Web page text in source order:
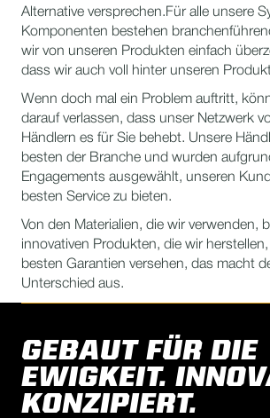
Alternative versprechen.Für alle unsere
Komponenten bestehen
wir von unseren Produkten einfach
dass wir auch voll hinter unseren
Wenn doch mal ein Problem auftritt,
darauf verlassen, dass unser Netzwerk
Händlern es für Sie behebt. Unsere
besten der Branche und wurden
Engagements ausgewählt, unseren
besten Service zu bieten.
Von den Materialien, die wir verwenden,
innovativen Produkten, die wir
besten Garantien versehen, das macht
Unterschied aus.
GEBAUT FÜR DIE
EWIGKEIT.
KONZIPIERT.